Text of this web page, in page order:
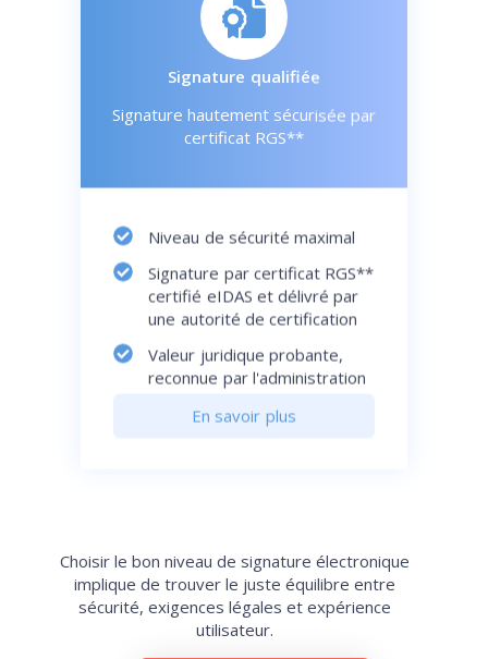
Signature qualifiée
Signature hautement sécurisée par
certificat RGS**
Niveau de sécurité maximal
Signature par certificat RGS**
certifié eIDAS et délivré par
une autorité de certification
Valeur juridique probante,
reconnue par l'administration
En savoir plus
Choisir le bon niveau de signature électronique
implique de trouver le juste équilibre entre
sécurité, exigences légales et expérience
utilisateur.